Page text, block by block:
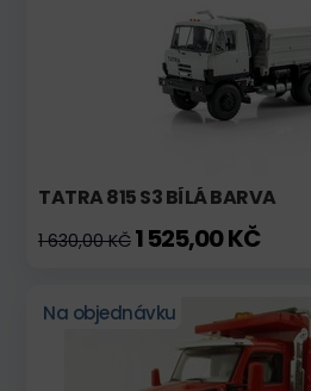
TATRA 815 S3 BÍLÁ BARVA
1 630,00 KČ 1 525,00 KČ
Na objednávku